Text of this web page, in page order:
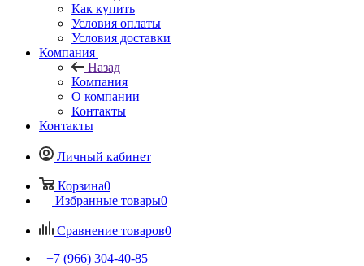
Как купить
Условия оплаты
Условия доставки
Компания
Назад
Компания
О компании
Контакты
Контакты
Личный кабинет
Корзина0
Избранные товары0
Сравнение товаров0
+7 (966) 304-40-85